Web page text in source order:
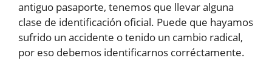
antiguo pasaporte, tenemos que llevar alguna
clase de identificación oficial. Puede que hayamos
sufrido un accidente o tenido un cambio radical,
por eso debemos identificarnos corréctamente.